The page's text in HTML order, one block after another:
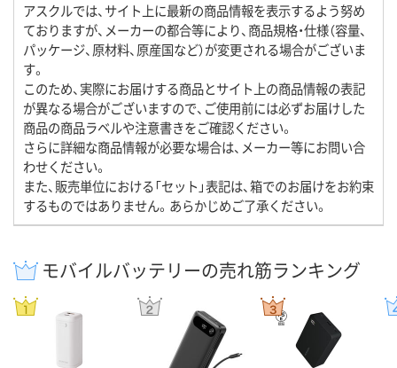
アスクルでは、サイト上に最新の商品情報を表示するよう努め
ておりますが、メーカーの都合等により、商品規格・仕様（容量、
パッケージ、原材料、原産国など）が変更される場合がございま
す。
このため、実際にお届けする商品とサイト上の商品情報の表記
が異なる場合がございますので、ご使用前には必ずお届けした
商品の商品ラベルや注意書きをご確認ください。
さらに詳細な商品情報が必要な場合は、メーカー等にお問い合
わせください。
また、販売単位における「セット」表記は、箱でのお届けをお約束
するものではありません。あらかじめご了承ください。
モバイルバッテリーの売れ筋ランキング